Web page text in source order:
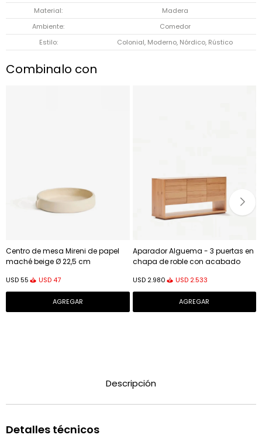
Material
Madera
Ambiente
Comedor
Estilo
Colonial, Moderno, Nórdico, Rústico
Combinalo con
Centro de mesa Mireni de papel
maché beige Ø 22,5 cm
USD55 USD 47
Aparador Alguema - 3 puertas en
chapa de roble con acabado
USD 2.980 USD 2.533
Descripción
Detalles técnicos